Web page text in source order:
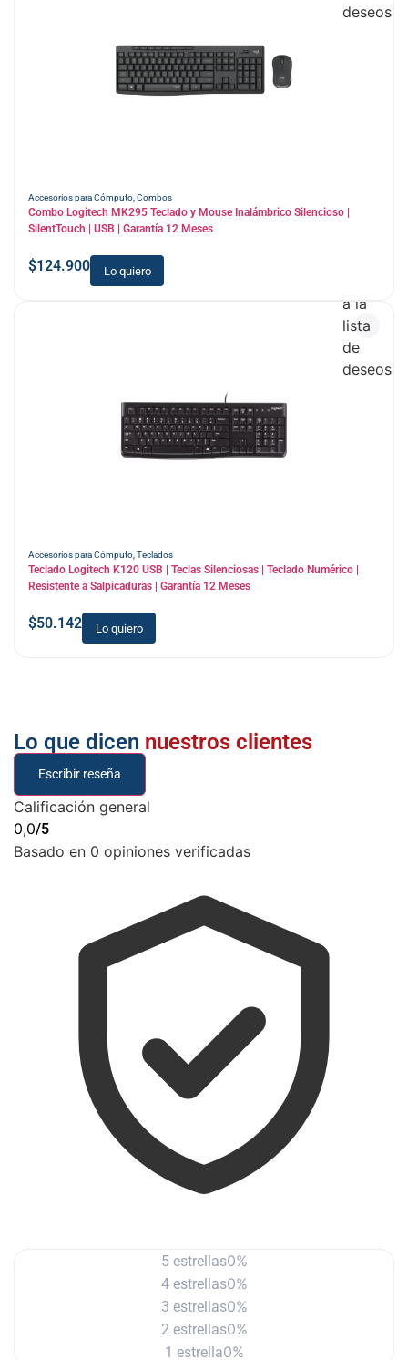
Accesorios para Cómputo Combos
Combo Logitech MK295 Teclado y Mouse Inalámbrico Silencioso |
SilentTouch | USB | Garantía 12 Meses
$124.900 Lo quiero
deseos
Accesorios para Cómputo Teclados
Teclado Logitech K120 USB | Teclas Silenciosas | Teclado Numérico |
Resistente a Salpicaduras | Garantía 12 Meses
$50.142 Lo quiero
a la
lista
de
deseos
Lo que dicen nuestros clientes
Escribir reseña
Calificación general
0,0/5
Basado en 0 opiniones verificadas
5 estrellas0%
4 estrellas0%
3 estrellas0%
2 estrellas0%
1 estrella0%